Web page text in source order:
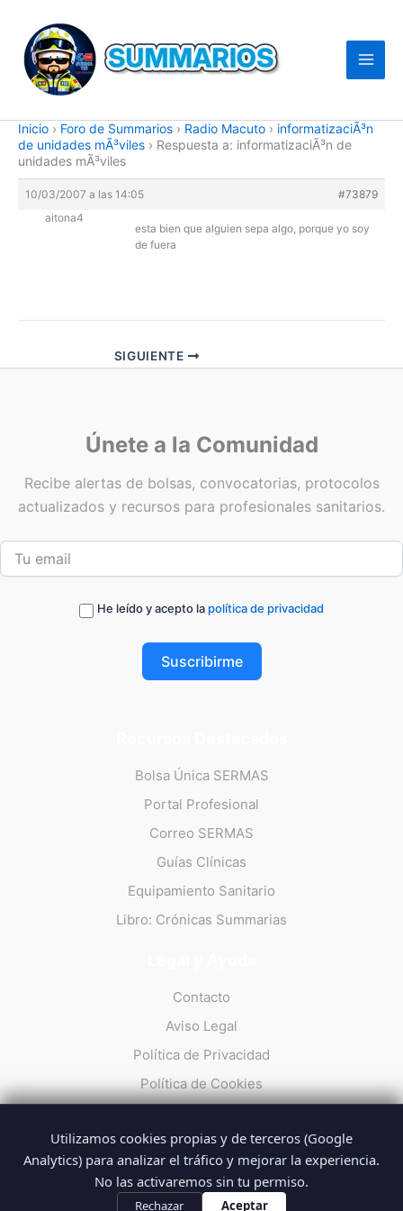
contenido
Inicio › Foro de Summarios › Radio Macuto › informatizaciÃ³n
de unidades mÃ³viles › Respuesta a: informatizaciÃ³n de
unidades mÃ³viles
10/03/2007 a las 14:05
#73879
aitona4
esta bien que alguien sepa algo, porque yo soy
de fuera
SIGUIENTE
Únete a la Comunidad
Recibe alertas de bolsas, convocatorias, protocolos
actualizados y recursos para profesionales sanitarios.
He leído y acepto la política de privacidad
Suscribirme
Bolsa Única SERMAS
Portal Profesional
Correo SERMAS
Guías Clínicas
Equipamiento Sanitario
Libro: Crónicas Summarias
Contacto
Aviso Legal
Política de Privacidad
Política de Cookies
© 2026 Summarios · La web no oficial de los profesionales del
SUMMA 112
Utilizamos cookies propias y de terceros (Google
Analytics) para analizar el tráfico y mejorar la experiencia.
No las activaremos sin tu permiso.
Rechazar Aceptar